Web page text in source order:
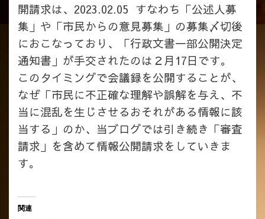
開請求は、2023.02.05 すなわち「公述人募
集」や「市民からの意見募集」の募集〆切後
におこなっており、「行政文書一部公開決定
通知書」が手交されたのは２月17日です。
このタイミングで会議録を公開することが、
なぜ「市民に不正確な理解や誤解を与え、不
当に混乱を生じさせるおそれがある情報に該
当する」のか、当ブログでは引き続き「審査
請求」を含めて情報公開請求をしていきま
す。
関連